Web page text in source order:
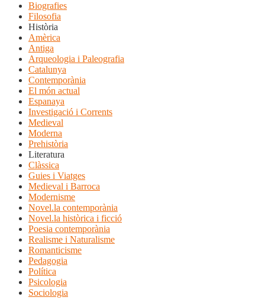
Biografies
Filosofia
Història
Amèrica
Antiga
Arqueologia i Paleografia
Catalunya
Contemporània
El món actual
Espanaya
Investigació i Corrents
Medieval
Moderna
Prehistòria
Literatura
Clàssica
Guies i Viatges
Medieval i Barroca
Modernisme
Novel.la contemporània
Novel.la històrica i ficció
Poesia contemporània
Realisme i Naturalisme
Romanticisme
Pedagogia
Política
Psicologia
Sociologia